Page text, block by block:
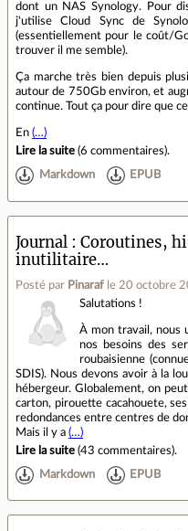
dont un NAS Synology. Pour
j'utilise Cloud Sync de
(essentiellement pour le coût/
trouver il me semble).
Ça marche très bien depuis
autour de 750Gb environ, et
continue. Tout ça pour dire que
En (…)
Lire la suite (6 commentaires).
Markdown EPUB
Journal
Coroutines,
inutilitaire…
Posté par Pinaraf le 20 octobre
Salutations !
À mon travail, nous
nos besoins des
roubaisienne
SDIS). Nous devons avoir à la
hébergeur. Globalement, on
carton, pirouette cacahouete,
redondances entre centres de
Mais il y a (…)
Lire la suite (43 commentaires).
Markdown EPUB